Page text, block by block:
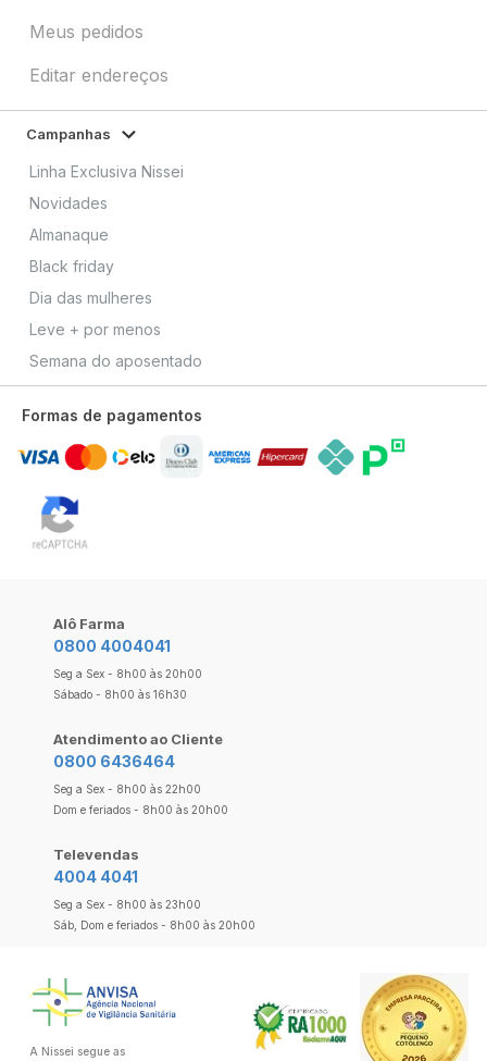
Meus pedidos
Editar endereços
Campanhas
Linha Exclusiva Nissei
Novidades
Almanaque
Black friday
Dia das mulheres
Leve + por menos
Semana do aposentado
Formas de pagamentos
Alô Farma
0800 4004041
Seg a Sex - 8h00 às 20h00
Sábado - 8h00 às 16h30
Atendimento ao Cliente
0800 6436464
Seg a Sex - 8h00 às 22h00
Dom e feriados - 8h00 às 20h00
Televendas
4004 4041
Seg a Sex - 8h00 às 23h00
Sáb, Dom e feriados - 8h00 às 20h00
A Nissei segue as